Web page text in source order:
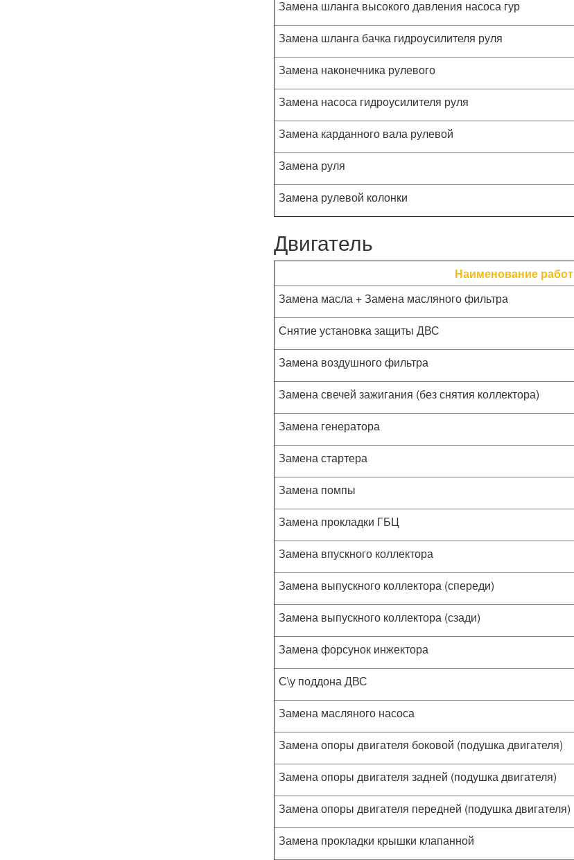
Замена шланга высокого давления насоса гур
Замена шланга бачка гидроусилителя руля
Замена наконечника рулевого
Замена насоса гидроусилителя руля
Замена карданного вала рулевой
Замена руля
Замена рулевой колонки
Двигатель
Наименование работ
Замена масла + Замена масляного фильтра
Снятие установка защиты ДВС
Замена воздушного фильтра
Замена свечей зажигания (без снятия коллектора)
Замена генератора
Замена стартера
Замена помпы
Замена прокладки ГБЦ
Замена впускного коллектора
Замена выпускного коллектора (спереди)
Замена выпускного коллектора (сзади)
Замена форсунок инжектора
С\у поддона ДВС
Замена масляного насоса
Замена опоры двигателя боковой (подушка двигателя)
Замена опоры двигателя задней (подушка двигателя)
Замена опоры двигателя передней (подушка двигателя)
Замена прокладки крышки клапанной